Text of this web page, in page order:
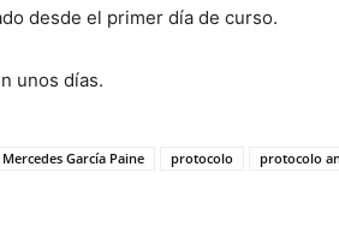
desde el primer día de curso.
unos días.
Mercedes García Paine protocolo protocolo